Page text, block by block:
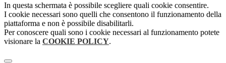
In questa schermata è possibile scegliere quali cookie consentire.
I cookie necessari sono quelli che consentono il funzionamento della
piattaforma e non è possibile disabilitarli.
Per conoscere quali sono i cookie necessari al funzionamento potete
visionare la COOKIE POLICY.